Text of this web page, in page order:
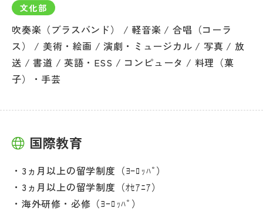
文化部
吹奏楽（ブラスバンド） / 軽音楽 / 合唱（コーラ
ス） / 美術・絵画 / 演劇・ミュージカル / 写真 / 放
送 / 書道 / 英語・ESS / コンピュータ / 料理（菓
子）・手芸
国際教育
3ヵ月以上の留学制度（ﾖｰﾛｯﾊﾟ）
3ヵ月以上の留学制度（ｵｾｱﾆｱ）
海外研修・必修（ﾖｰﾛｯﾊﾟ）